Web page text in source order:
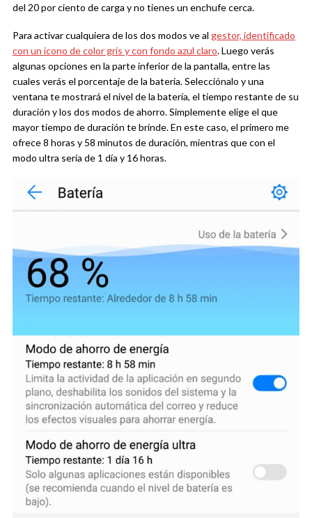
del 20 por ciento de carga y no tienes un enchufe cerca.
Para activar cualquiera de los dos modos ve al gestor, identificado
con un icono de color gris y con fondo azul claro. Luego verás
algunas opciones en la parte inferior de la pantalla, entre las
cuales verás el porcentaje de la batería. Selecciónalo y una
ventana te mostrará el nivel de la batería, el tiempo restante de su
duración y los dos modos de ahorro. Simplemente elige el que
mayor tiempo de duración te brinde. En este caso, el primero me
ofrece 8 horas y 58 minutos de duración, mientras que con el
modo ultra sería de 1 día y 16 horas.